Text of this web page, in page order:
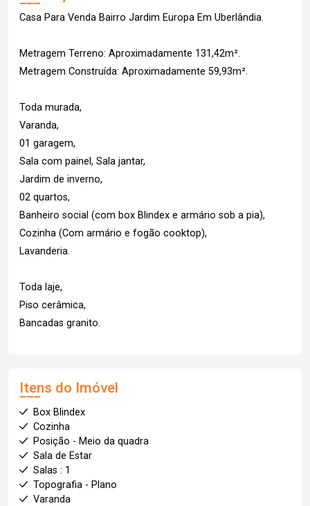
Casa Para Venda Bairro Jardim Europa Em Uberlândia.
Metragem Terreno: Aproximadamente 131,42m².
Metragem Construída: Aproximadamente 59,93m².
Toda murada,
Varanda,
01 garagem,
Sala com painel, Sala jantar,
Jardim de inverno,
02 quartos,
Banheiro social (com box Blindex e armário sob a pia),
Cozinha (Com armário e fogão cooktop),
Lavanderia.
Toda laje,
Piso cerâmica,
Bancadas granito.
Itens do Imóvel
Box Blindex
Cozinha
Posição - Meio da quadra
Sala de Estar
Salas : 1
Topografia - Plano
Varanda